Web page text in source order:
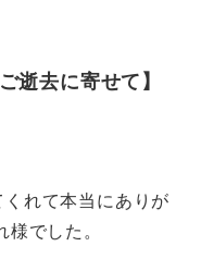
去に寄せて】
れて本当にありが
でした。